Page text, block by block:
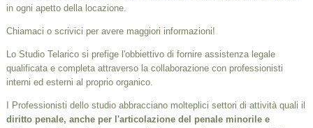
in ogni apetto della locazione.
Chiamaci o scrivici per avere maggiori informazioni!
Lo Studio Telarico si prefige l'obbiettivo di fornire assistenza legale
qualificata e completa attraverso la collaborazione con professionisti
interni ed esterni al proprio organico.
I Professionisti dello studio abbracciano molteplici settori di attività quali il
diritto penale, anche per l'articolazione del penale minorile e